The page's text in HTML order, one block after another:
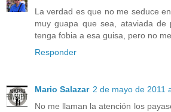
La verdad es que no me seduce
muy guapa que sea, ataviada de
tenga fobia a esa guisa, pero no
Responder
Mario Salazar 2 de mayo de 2011
No me llaman la atención los